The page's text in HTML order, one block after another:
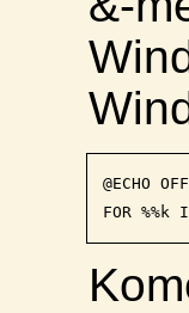
@ECHO OFF